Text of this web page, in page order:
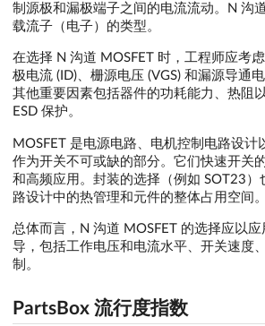
制源极和漏极端子之间的电流流动。N 沟
载流子（电子）的类型。
在选择 N 沟道 MOSFET 时，工程师应考
极电流 (ID)、栅源电压 (VGS) 和漏源导通电
其他重要因素包括器件的功耗能力、热阻
ESD 保护。
MOSFET 是电源电路、电机控制电路设计
作为开关不可或缺的部分。它们快速开关
和高频应用。封装的选择（例如 SOT23）
路设计中的热管理和元件的整体占用空间。
总体而言，N 沟道 MOSFET 的选择应以
导，包括工作电压和电流水平、开关速度
制。
PartsBox 流行度指数